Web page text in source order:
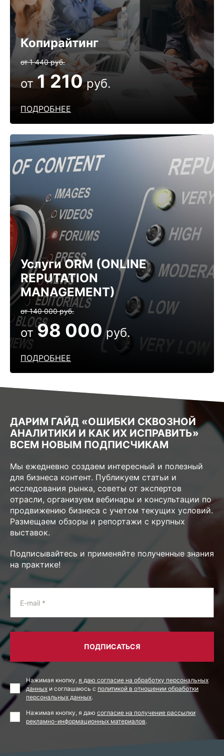
Копирайтинг
ПОДРОБНЕЕ
от 1 440 руб.
от 1 210руб.
Услуги ОRM (ONLINE
REPUTATION
MANAGEMENT)
ПОДРОБНЕЕ
от 140 000 руб.
от98 000руб.
ДАРИМ ГАЙД «ОШИБКИ СКВОЗНОЙ
АНАЛИТИКИ И КАК ИХ ИСПРАВИТЬ»
ВСЕМ НОВЫМ ПОДПИСЧИКАМ
Мы ежедневно создаем интересный и полезный
для бизнеса контент. Публикуем статьи и
исследования рынка, советы от экспертов
отрасли, организуем вебинары и консультации по
продвижению бизнеса с учетом текущих условий.
Размещаем обзоры и репортажи с крупных
выставок.
Подписывайтесь и применяйте полученные знания
на практике!
E-mail *
ПОДПИСАТЬСЯ
Нажимая кнопку, я даю согласие на обработку персональных
данных и соглашаюсь с политикой в отношении обработки
персональных данных.
Нажимая кнопку, я даю согласие на получение рассылки
рекламно-информационных материалов.